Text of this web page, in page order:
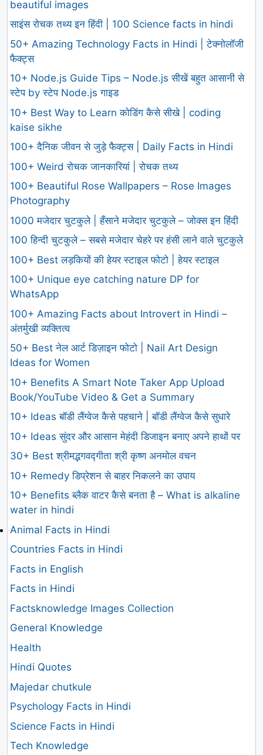
beautiful images
साइंस रोचक तथ्य इन हिंदी | 100 Science facts in hindi
50+ Amazing Technology Facts in Hindi | टेक्नोलॉजी
फैक्ट्स
10+ Node.js Guide Tips – Node.js सीखें बहुत आसानी से
स्टेप by स्टेप Node.js गाइड
10+ Best Way to Learn कोडिंग कैसे सीखे | coding
kaise sikhe
100+ दैनिक जीवन से जुड़े फैक्ट्स | Daily Facts in Hindi
100+ Weird रोचक जानकारियां | रोचक तथ्य
100+ Beautiful Rose Wallpapers – Rose Images
Photography
1000 मजेदार चुटकुले | हँसाने मजेदार चुटकुले – जोक्स इन हिंदी
100 हिन्दी चुटकुले – सबसे मजेदार चेहरे पर हंसी लाने वाले चुटकुले
100+ Best लड़कियों की हेयर स्टाइल फोटो | हेयर स्टाइल
100+ Unique eye catching nature DP for
WhatsApp
100+ Amazing Facts about Introvert in Hindi –
अंतर्मुखी व्यक्तित्व
50+ Best नेल आर्ट डिज़ाइन फोटो | Nail Art Design
Ideas for Women
10+ Benefits A Smart Note Taker App Upload
Book/YouTube Video & Get a Summary
10+ Ideas बॉडी लैंग्वेज कैसे पहचाने | बॉडी लैंग्वेज कैसे सुधारे
10+ Ideas सुंदर और आसान मेहंदी डिजाइन बनाए अपने हाथों पर
30+ Best श्रीमद्भगवद्गीता श्री कृष्ण अनमोल वचन
10+ Remedy डिप्रेशन से बाहर निकलने का उपाय
10+ Benefits ब्लैक वाटर कैसे बनता है – What is alkaline
water in hindi
Animal Facts in Hindi
Countries Facts in Hindi
Facts in English
Facts in Hindi
Factsknowledge Images Collection
General Knowledge
Health
Hindi Quotes
Majedar chutkule
Psychology Facts in Hindi
Science Facts in Hindi
Tech Knowledge